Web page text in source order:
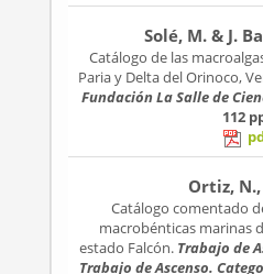
Solé, M. & J.
Catálogo de las
Paria y Delta del Orinoco,
Fundación La Salle de
112
Ortiz,
Catálogo comentado
macrobénticas marinas
estado Falcón. Trabajo de
Trabajo de Ascenso.